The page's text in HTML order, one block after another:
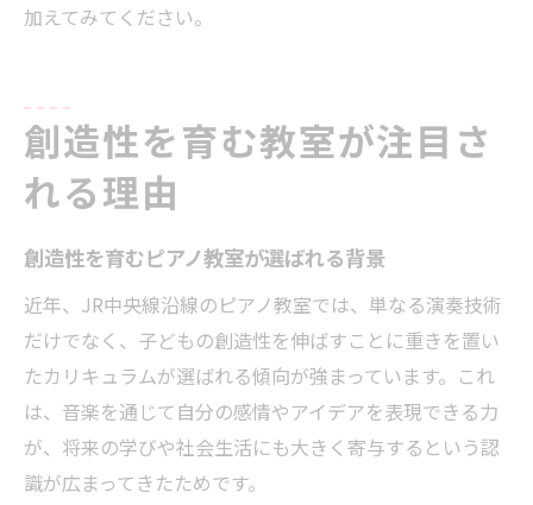
加えてみてください。
創造性を育む教室が注目さ
れる理由
創造性を育むピアノ教室が選ばれる背景
近年、JR中央線沿線のピアノ教室では、単なる演奏技術
だけでなく、子どもの創造性を伸ばすことに重きを置い
たカリキュラムが選ばれる傾向が強まっています。これ
は、音楽を通じて自分の感情やアイデアを表現できる力
が、将来の学びや社会生活にも大きく寄与するという認
識が広まってきたためです。